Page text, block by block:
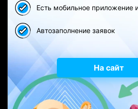
Есть мобильное приложение
Автозаполнение заявок
На сайт